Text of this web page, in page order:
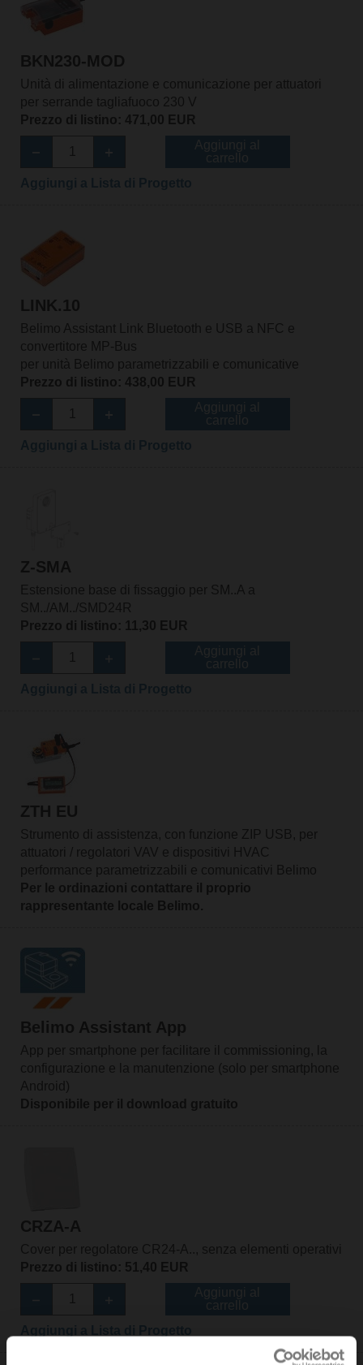
BKN230-MOD
Unità di alimentazione e comunicazione per attuatori
per serrande tagliafuoco 230 V
Prezzo di listino: 471,00 EUR
LINK.10
Belimo Assistant Link Bluetooth e USB a NFC e
convertitore MP-Bus
per unità Belimo parametrizzabili e comunicative
Prezzo di listino: 438,00 EUR
Z-SMA
Estensione base di fissaggio per SM..A a
SM../AM../SMD24R
Prezzo di listino: 11,30 EUR
ZTH EU
Strumento di assistenza, con funzione ZIP USB, per
attuatori / regolatori VAV e dispositivi HVAC
performance parametrizzabili e comunicativi Belimo
Per le ordinazioni contattare il proprio
rappresentante locale Belimo.
Belimo Assistant App
App per smartphone per facilitare il commissioning, la
configurazione e la manutenzione (solo per smartphone
Android)
Disponibile per il download gratuito
CRZA-A
Cover per regolatore CR24-A.., senza elementi operativi
Prezzo di listino: 51,40 EUR
carrello